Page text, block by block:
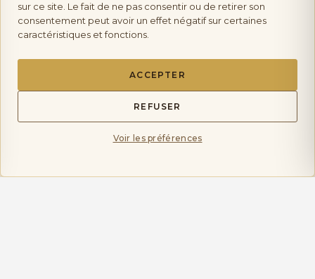
sur ce site. Le fait de ne pas consentir ou de retirer son
consentement peut avoir un effet négatif sur certaines
caractéristiques et fonctions.
ACCEPTER
REFUSER
Voir les préférences
ILS ONT SAVOURÉ L'INSTANT
Avis de nosamateurs